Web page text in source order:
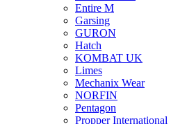
Entire M
Garsing
GURON
Hatch
KOMBAT UK
Limes
Mechanix Wear
NORFIN
Pentagon
Propper International